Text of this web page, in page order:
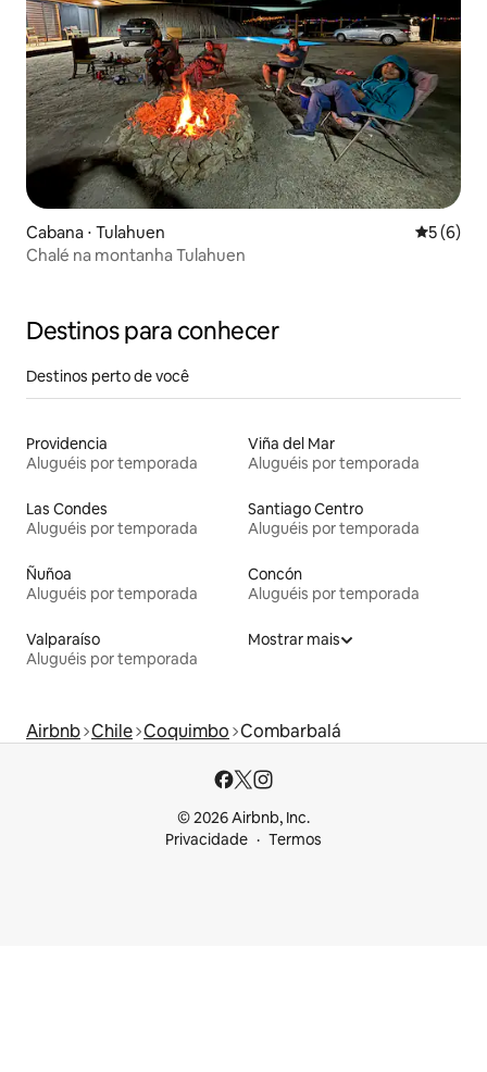
Cabana ⋅ Tulahuen 5 de
5 (6)
Chalé na montanha Tulahuen
Destinos para conhecer
Destinos perto de você
Providencia
Aluguéis por temporada
Viña del Mar
Aluguéis por temporada
Las Condes
Aluguéis por temporada
Santiago Centro
Aluguéis por temporada
Ñuñoa
Aluguéis por temporada
Concón
Aluguéis por temporada
Valparaíso
Aluguéis por temporada
Mostrar mais
Airbnb Chile Coquimbo Combarbalá
© 2026 Airbnb, Inc.
Privacidade
Termos